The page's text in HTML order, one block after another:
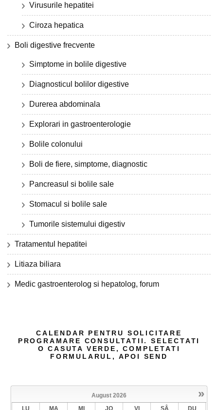
Virusurile hepatitei
Ciroza hepatica
Boli digestive frecvente
Simptome in bolile digestive
Diagnosticul bolilor digestive
Durerea abdominala
Explorari in gastroenterologie
Bolile colonului
Boli de fiere, simptome, diagnostic
Pancreasul si bolile sale
Stomacul si bolile sale
Tumorile sistemului digestiv
Tratamentul hepatitei
Litiaza biliara
Medic gastroenterolog si hepatolog, forum
CALENDAR PENTRU SOLICITARE
PROGRAMARE CONSULTATII. SELECTATI
O CASUTA VERDE, COMPLETATI
FORMULARUL, APOI SEND
»
August 2026